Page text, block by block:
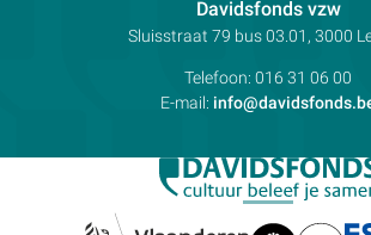
Davidsfonds vzw
Adres:
Sluisstraat 79 bus 03.01, 3000
Telefoon: 016 31 06 00
E-mail: